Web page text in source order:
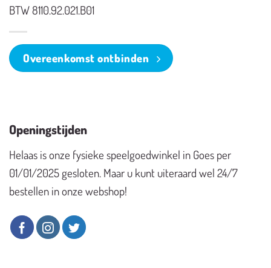
BTW 8110.92.021.B01
Overeenkomst ontbinden
Openingstijden
Helaas is onze fysieke speelgoedwinkel in Goes per
01/01/2025 gesloten. Maar u kunt uiteraard wel 24/7
bestellen in onze webshop!